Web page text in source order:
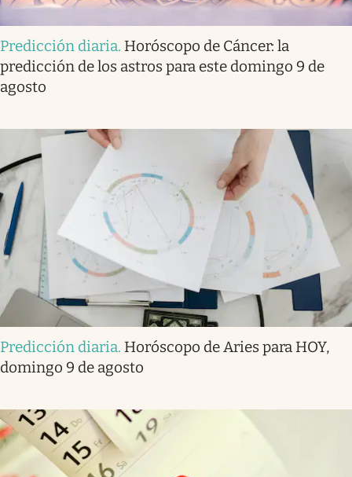
Predicción diaria. Horóscopo de Cáncer: la
predicción de los astros para este domingo 9 de
agosto
Predicción diaria. Horóscopo de Aries para HOY,
domingo 9 de agosto